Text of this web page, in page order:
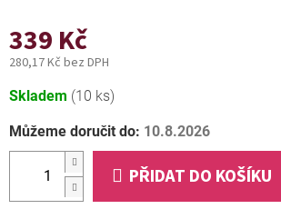
339 Kč
280,17 Kč bez DPH
Měrná
Skladem (10 ks)
Můžeme doručit do: 10.8.2026
PŘIDAT DO KOŠÍKU